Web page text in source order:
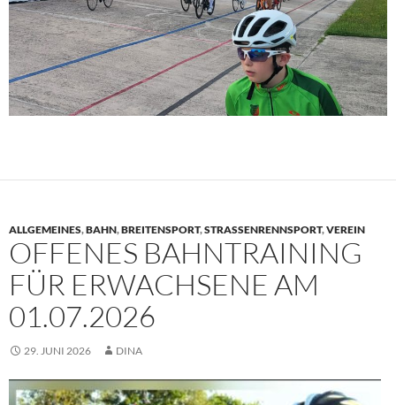
ALLGEMEINES,BAHN,BREITENSPORT,STRASSENRENNSPORT ,VEREIN
OFFENES BAHNTRAINING
FÜR ERWACHSENE AM
01.07.2026
29. JUNI 2026 DINA